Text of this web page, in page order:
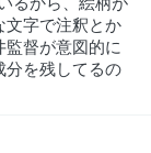
文字で注釈とか
監督が意図的に
分を残してるの